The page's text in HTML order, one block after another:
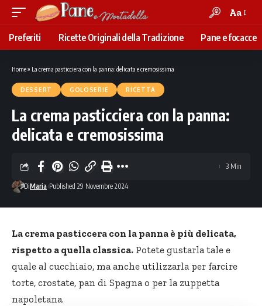
Font
Resizer
Aa
Preferiti Ricette Originali della Tradizione Pane e focacce
Home» La crema pasticciera con la panna: delicata e cremosissima
DESSERT GOLOSERIE RICETTA
La crema pasticciera con la panna:
delicata e cremosissima
DiMaria Published 29 Novembre 2024
3 Min
La crema pasticcera con la panna è più delicata,
rispetto a quella classica. Potete gustarla tale e
quale al cucchiaio, ma anche utilizzarla per farcire
torte, crostate, pan di Spagna o per la zuppetta
napoletana.